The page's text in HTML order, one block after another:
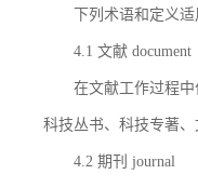
下列术语和定义
4.1 文献 document
在文献工作过程
科技丛书、科技专著
4.2 期刊 journal